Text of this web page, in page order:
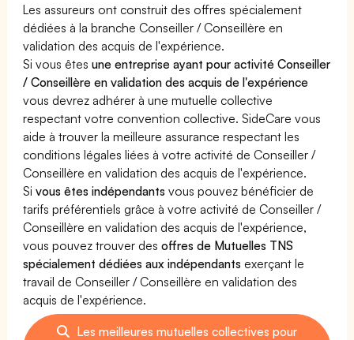
Les assureurs ont construit des offres spécialement
dédiées à la branche Conseiller / Conseillère en
validation des acquis de l'expérience.
Si vous êtesune entreprise ayant pour activité Conseiller
/ Conseillère en validation des acquis de l'expérience
vous devrez adhérer à une mutuelle collective
respectant votre convention collective. SideCare vous
aide à trouver la meilleure assurance respectant les
conditions légales liées à votre activité de Conseiller /
Conseillère en validation des acquis de l'expérience.
Sivous êtes indépendants vous pouvez bénéficier de
tarifs préférentiels grâce à votre activité de Conseiller /
Conseillère en validation des acquis de l'expérience,
vous pouvez trouver desoffres de Mutuelles TNS
spécialement dédiées aux indépendants exerçant le
travail de Conseiller / Conseillère en validation des
acquis de l'expérience.
Les meilleures mutuelles collectives pour